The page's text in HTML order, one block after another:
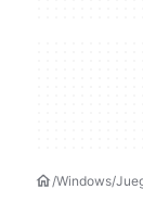
Windows